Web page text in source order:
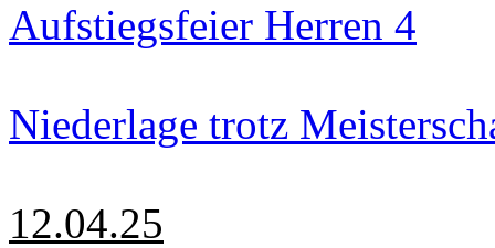
Aufstiegsfeier Herren 4
Niederlage trotz
12.04.25